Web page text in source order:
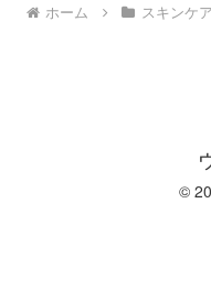
ホーム スキンケア
©